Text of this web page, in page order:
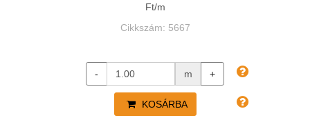
Ft/m
Cikkszám: 5667
- m +
KOSÁRBA